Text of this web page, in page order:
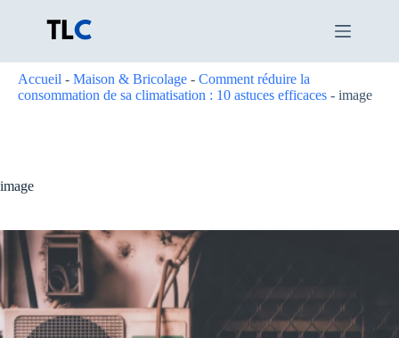
Accueil - Maison & Bricolage - Comment réduire la
consommation de sa climatisation : 10 astuces efficaces - image
image